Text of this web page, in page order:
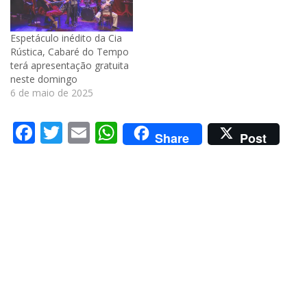
Espetáculo inédito da Cia
Rústica, Cabaré do Tempo
terá apresentação gratuita
neste domingo
6 de maio de 2025
Facebook
Twitter
EmailWhatsApp
Share Post